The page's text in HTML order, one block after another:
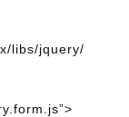
libs/jquery/